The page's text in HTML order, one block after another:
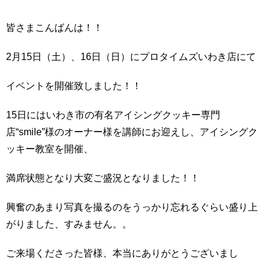
皆さまこんばんは！！
2月15日（土）、16日（日）にプロタイムズいわき店にて
イベントを開催致しました！！
15日にはいわき市の有名アイシングクッキー専門
店“smile”様のオーナー様を講師にお迎えし、アイシングク
ッキー教室を開催、
満席状態となり大変ご盛況となりました！！
興奮のあまり写真を撮るのをうっかり忘れるぐらい盛り上
がりました、すみません。。
ご来場くださった皆様、本当にありがとうございまし